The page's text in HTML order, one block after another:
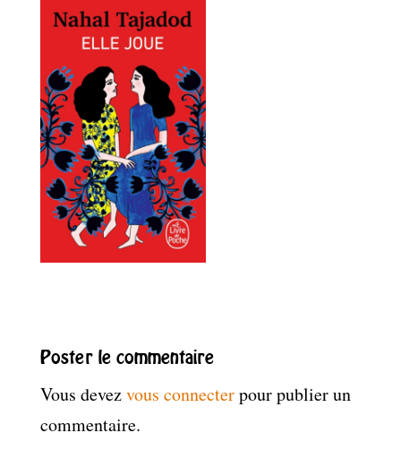
Poster le commentaire
Vous devezvous connecterpour publier un
commentaire.